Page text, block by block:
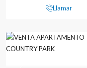
Llamar